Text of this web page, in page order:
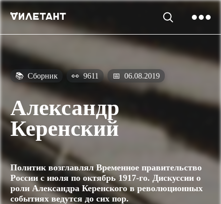
📚 Сборник 👀 9611 📅 06.08.2019
Александр
Керенский
Политик возглавлял Временное правительство
России с июля по октябрь 1917-го. Дискуссии о
роли Александра Керенского в революционных
событиях ведутся до сих пор.